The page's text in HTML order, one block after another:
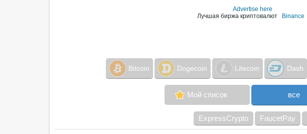
Advertise here
Лучшая биржа криптовалют
Binance
Bitcoin Dogecoin Litecoin Dash
Мой список все
ExpressCrypto FaucetPay